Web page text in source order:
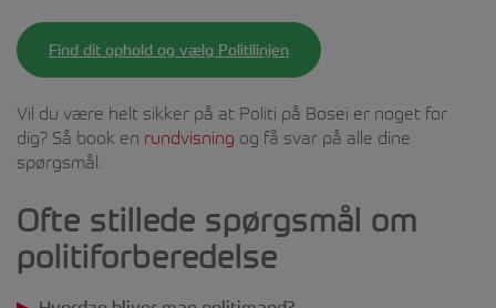
Find dit ophold og vælg Politilinjen
Vil du være helt sikker på at Politi på Bosei er noget for
dig? Så book en rundvisning og få svar på alle dine
spørgsmål.
Ofte stillede spørgsmål om
politiforberedelse